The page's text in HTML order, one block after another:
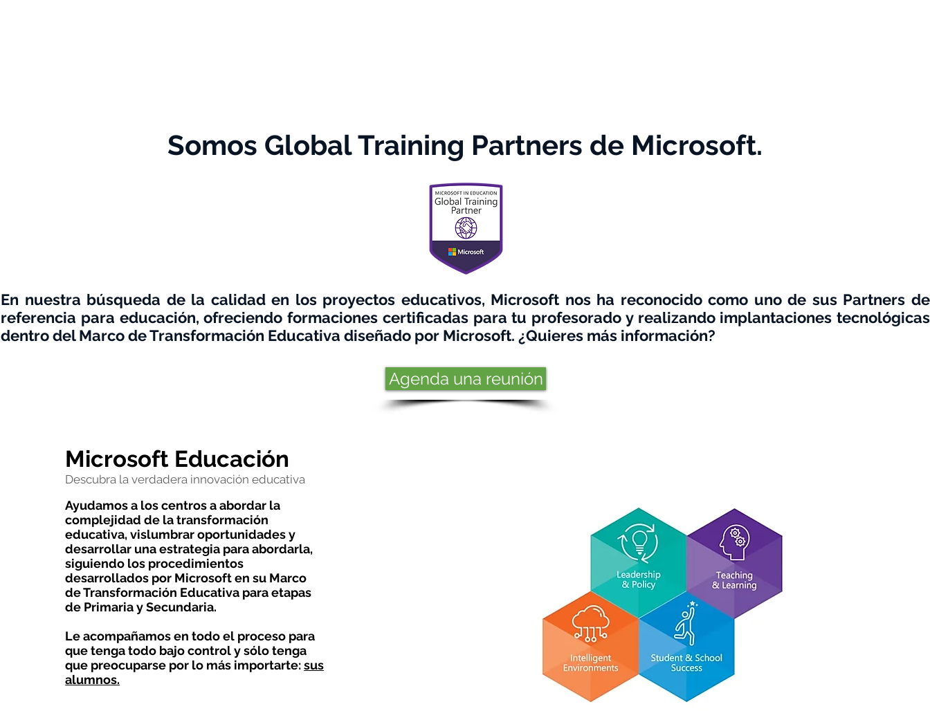
Somos Global Training Partners de Microsoft.
En nuestra búsqueda de la calidad en los proyectos educativos, Microsoft nos ha reconocido como uno de sus Partners de
referencia para educación, ofreciendo formaciones certificadas para tu profesorado y realizando implantaciones tecnológicas
dentro del Marco de Transformación Educativa diseñado por Microsoft. ¿Quieres más información?
Agenda una reunión
Microsoft Educación
Descubra la verdadera innovación educativa
Ayudamos a los centros a abordar la
complejidad de la transformación
educativa, vislumbrar oportunidades y
desarrollar una estrategia para abordarla,
siguiendo los procedimientos
desarrollados por Microsoft en su Marco
de Transformación Educativa para etapas
de Primaria y Secundaria.
Le acompañamos en todo el proceso para
que tenga todo bajo control y sólo tenga
que preocuparse por lo más importarte:sus
alumnos.